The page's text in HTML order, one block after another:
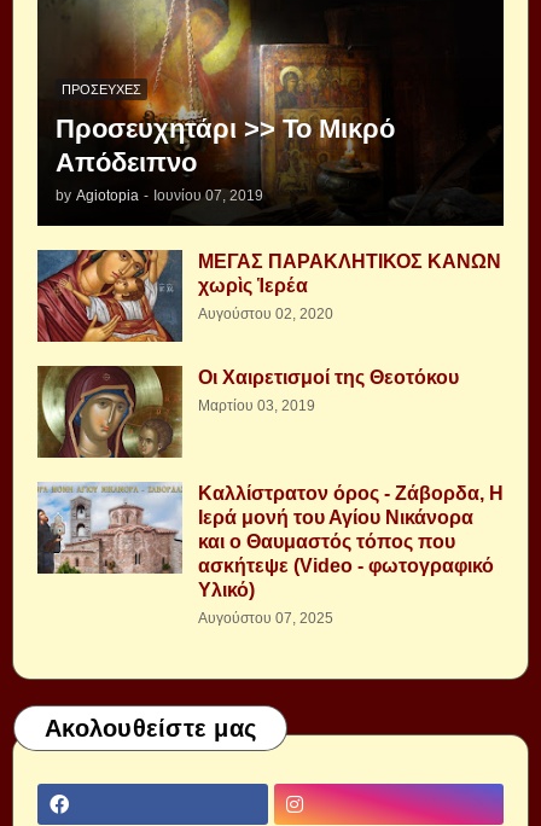
ΠΡΟΣΕΥΧΈΣ
Προσευχητάρι >> Το Μικρό
Απόδειπνο
by Agiotopia - Ιουνίου 07, 2019
ΜΕΓΑΣ ΠΑΡΑΚΛΗΤΙΚΟΣ ΚΑΝΩΝ
χωρὶς Ἱερέα
Αυγούστου 02, 2020
Οι Χαιρετισμοί της Θεοτόκου
Μαρτίου 03, 2019
Καλλίστρατον όρος - Ζάβορδα, Η
Ιερά μονή του Αγίου Νικάνορα
και ο Θαυμαστός τόπος που
ασκήτεψε (Video - φωτογραφικό
Υλικό)
Αυγούστου 07, 2025
Ακολουθείστε μας